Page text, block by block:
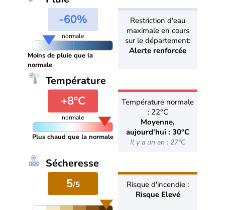
-60%
normale
Moins de pluie que la
normale
Restriction d'eau
maximale en cours
sur le département:
Alerte renforcée
Température
+8°C
normale
Plus chaud que la normale
Température normale
: 22°C
Moyenne,
aujourd'hui : 30°C
Il y a un an : 27°C
Sécheresse
5/5
Risque d'incendie :
Risque Elevé